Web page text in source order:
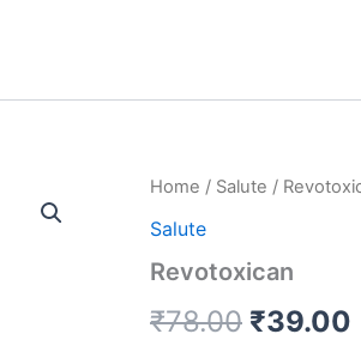
Home / Salute /
Salute
Revotoxican
₹78.00 Il
₹39.00